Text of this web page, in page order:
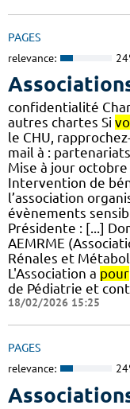
PAGES
relevance:
confidentialité
autres chartes Si
le CHU,
mail à :
Mise à jour
Intervention de
l’association
évènements
Présidente : [...]
AEMRME
Rénales et
L'Association a pour
de Pédiatrie et
18/02/2026 15:25
PAGES
relevance: